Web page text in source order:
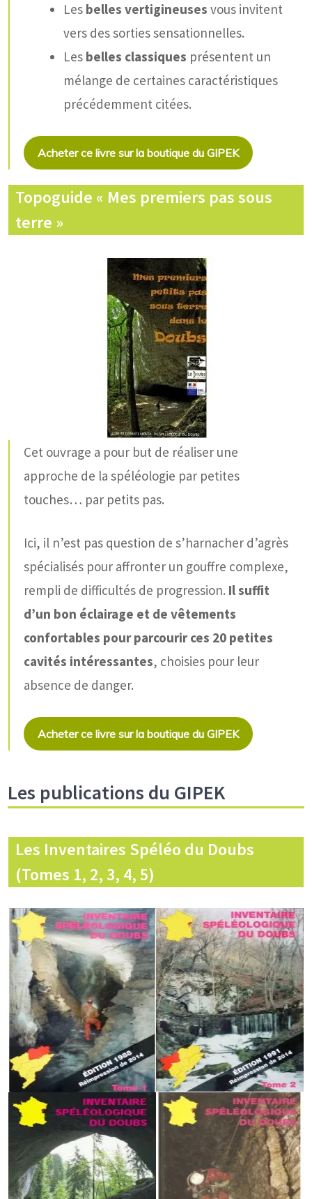
Les belles vertigineuses vous invitent
vers des sorties sensationnelles.
Les belles classiques présentent un
mélange de certaines caractéristiques
précédemment citées.
Acheter ce livre sur la boutique du GIPEK
Topoguide « Mes premiers pas sous
terre »
Cet ouvrage a pour but de réaliser une
approche de la spéléologie par petites
touches… par petits pas.
Ici, il n’est pas question de s’harnacher d’agrès
spécialisés pour affronter un gouffre complexe,
rempli de difficultés de progression. Il suffit
d’un bon éclairage et de vêtements
confortables pour parcourir ces 20 petites
cavités intéressantes, choisies pour leur
absence de danger.
Acheter ce livre sur la boutique du GIPEK
Les publications du GIPEK
Les Inventaires Spéléo du Doubs
(Tomes 1, 2, 3, 4, 5)